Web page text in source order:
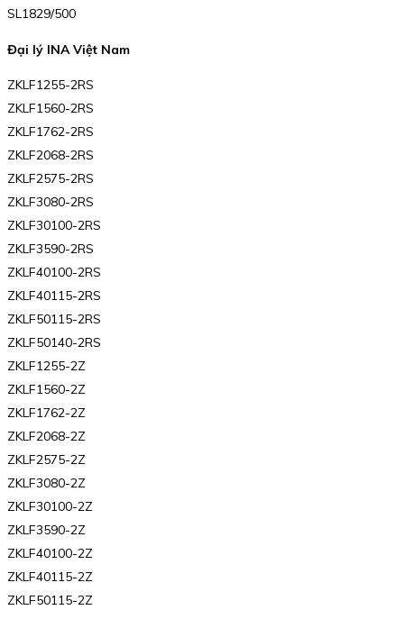
SL1829/500
Đại lý INA Việt Nam
ZKLF1255-2RS
ZKLF1560-2RS
ZKLF1762-2RS
ZKLF2068-2RS
ZKLF2575-2RS
ZKLF3080-2RS
ZKLF30100-2RS
ZKLF3590-2RS
ZKLF40100-2RS
ZKLF40115-2RS
ZKLF50115-2RS
ZKLF50140-2RS
ZKLF1255-2Z
ZKLF1560-2Z
ZKLF1762-2Z
ZKLF2068-2Z
ZKLF2575-2Z
ZKLF3080-2Z
ZKLF30100-2Z
ZKLF3590-2Z
ZKLF40100-2Z
ZKLF40115-2Z
ZKLF50115-2Z